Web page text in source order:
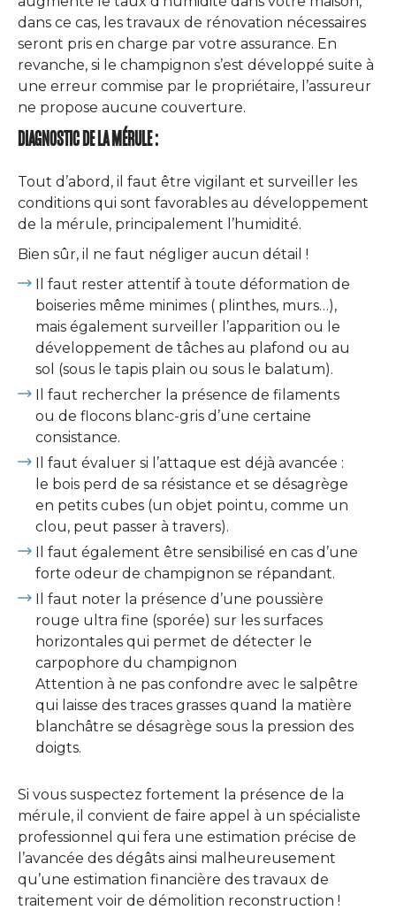
dans ce cas, les travaux de rénovation nécessaires
seront pris en charge par votre assurance. En
revanche, si le champignon s’est développé suite à
une erreur commise par le propriétaire, l’assureur
ne propose aucune couverture.
DIAGNOSTIC DE LA MÉRULE :
Tout d’abord, il faut être vigilant et surveiller les
conditions qui sont favorables au développement
de la mérule, principalement l’humidité.
Bien sûr, il ne faut négliger aucun détail !
Il faut rester attentif à toute déformation de
boiseries même minimes ( plinthes, murs…),
mais également surveiller l’apparition ou le
développement de tâches au plafond ou au
sol (sous le tapis plain ou sous le balatum).
Il faut rechercher la présence de filaments
ou de flocons blanc-gris d’une certaine
consistance.
Il faut évaluer si l’attaque est déjà avancée :
le bois perd de sa résistance et se désagrège
en petits cubes (un objet pointu, comme un
clou, peut passer à travers).
Il faut également être sensibilisé en cas d’une
forte odeur de champignon se répandant.
Il faut noter la présence d’une poussière
rouge ultra fine (sporée) sur les surfaces
horizontales qui permet de détecter le
carpophore du champignon
Attention à ne pas confondre avec le salpêtre
qui laisse des traces grasses quand la matière
blanchâtre se désagrège sous la pression des
doigts.
Si vous suspectez fortement la présence de la
mérule, il convient de faire appel à un spécialiste
professionnel qui fera une estimation précise de
l’avancée des dégâts ainsi malheureusement
qu’une estimation financière des travaux de
traitement voir de démolition reconstruction !